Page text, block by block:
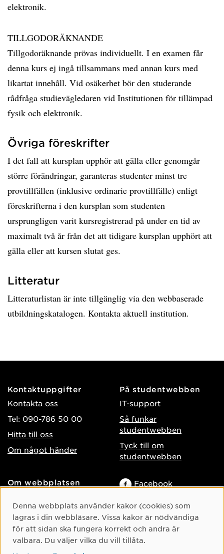
elektronik.
TILLGODORÄKNANDE
Tillgodoräknande prövas individuellt. I en examen får
denna kurs ej ingå tillsammans med annan kurs med
likartat innehåll. Vid osäkerhet bör den studerande
rådfråga studievägledaren vid Institutionen för tillämpad
fysik och elektronik.
Övriga föreskrifter
I det fall att kursplan upphör att gälla eller genomgår
större förändringar, garanteras studenter minst tre
provtillfällen (inklusive ordinarie provtillfälle) enligt
föreskrifterna i den kursplan som studenten
ursprungligen varit kursregistrerad på under en tid av
maximalt två år från det att tidigare kursplan upphört att
gälla eller att kursen slutat ges.
Litteratur
Litteraturlistan är inte tillgänglig via den webbaserade
utbildningskatalogen. Kontakta aktuell institution.
Kontaktuppgifter
Kontakta oss
Tel: 090-786 50 00
Hitta till oss
Om något händer
På studentwebben
IT-support
Så funkar
studentwebben
Tyck till om
studentwebben
Om webbplatsen
Behandling av
personuppgifter
Hantera kakor
Facebook
TikTok
Youtube
Cookie-samtycke
Denna webbplats använder kakor (cookies) som
lagras i din webbläsare. Vissa kakor är nödvändiga
för att sidan ska fungera korrekt och andra är
valbara. Du väljer vilka du vill tillåta.